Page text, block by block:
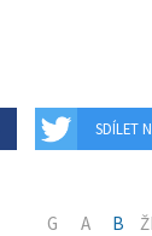
SDÍLET
G A B